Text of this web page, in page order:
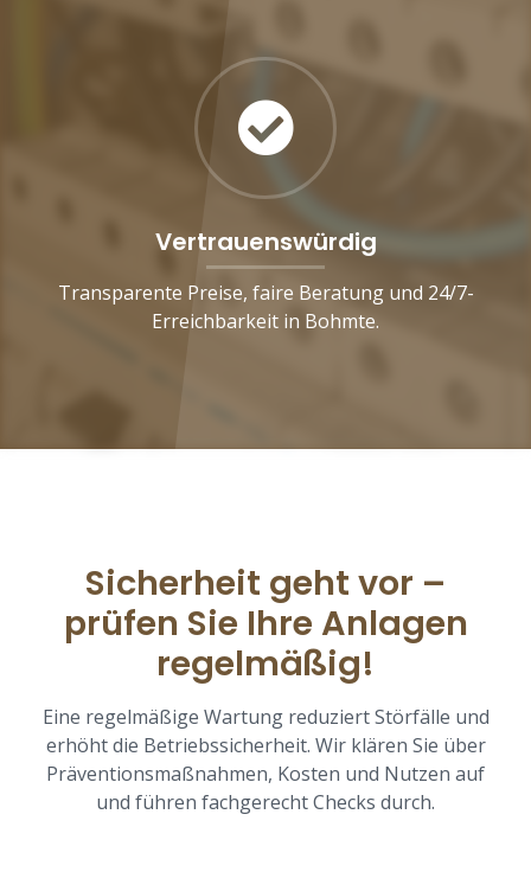
Vertrauenswürdig
Transparente Preise, faire Beratung und 24/7-
Erreichbarkeit in Bohmte.
Sicherheit geht vor –
prüfen Sie Ihre Anlagen
regelmäßig!
Eine regelmäßige Wartung reduziert Störfälle und
erhöht die Betriebssicherheit. Wir klären Sie über
Präventionsmaßnahmen, Kosten und Nutzen auf
und führen fachgerecht Checks durch.